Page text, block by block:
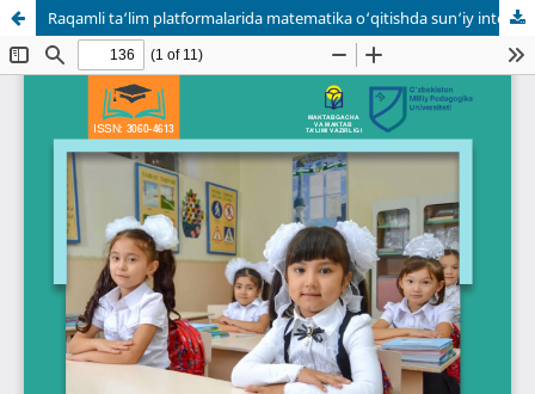
Raqamli ta‘lim platformalarida matematika o‘qitishda sun‘iy intellekt yordamida baholash tizimini takomillashtirish